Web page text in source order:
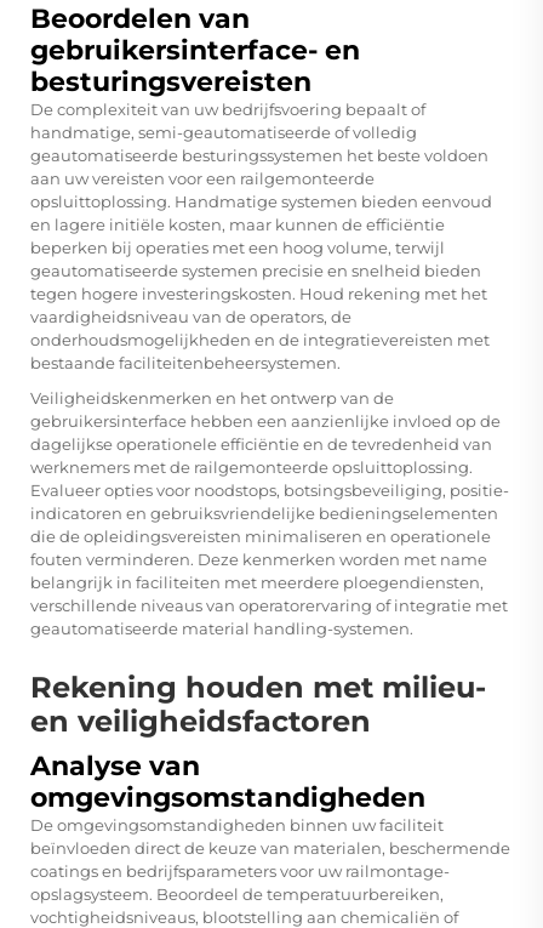
Beoordelen van
gebruikersinterface- en
besturingsvereisten
De complexiteit van uw bedrijfsvoering bepaalt of
handmatige, semi-geautomatiseerde of volledig
geautomatiseerde besturingssystemen het beste voldoen
aan uw vereisten voor een railgemonteerde
opsluittoplossing. Handmatige systemen bieden eenvoud
en lagere initiële kosten, maar kunnen de efficiëntie
beperken bij operaties met een hoog volume, terwijl
geautomatiseerde systemen precisie en snelheid bieden
tegen hogere investeringskosten. Houd rekening met het
vaardigheidsniveau van de operators, de
onderhoudsmogelijkheden en de integratievereisten met
bestaande faciliteitenbeheersystemen.
Veiligheidskenmerken en het ontwerp van de
gebruikersinterface hebben een aanzienlijke invloed op de
dagelijkse operationele efficiëntie en de tevredenheid van
werknemers met de railgemonteerde opsluittoplossing.
Evalueer opties voor noodstops, botsingsbeveiliging, positie-
indicatoren en gebruiksvriendelijke bedieningselementen
die de opleidingsvereisten minimaliseren en operationele
fouten verminderen. Deze kenmerken worden met name
belangrijk in faciliteiten met meerdere ploegendiensten,
verschillende niveaus van operatorervaring of integratie met
geautomatiseerde material handling-systemen.
Rekening houden met milieu-
en veiligheidsfactoren
Analyse van
omgevingsomstandigheden
De omgevingsomstandigheden binnen uw faciliteit
beïnvloeden direct de keuze van materialen, beschermende
coatings en bedrijfsparameters voor uw railmontage-
opslagsysteem. Beoordeel de temperatuurbereiken,
vochtigheidsniveaus, blootstelling aan chemicaliën of